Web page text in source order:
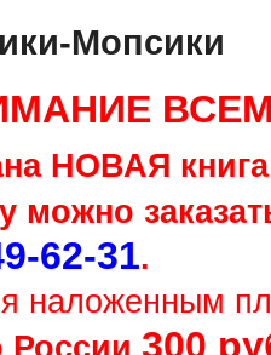
Мопсики
НОВАЯ
можно
62-31.
наложенным
России 300